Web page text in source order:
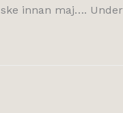
innan maj….